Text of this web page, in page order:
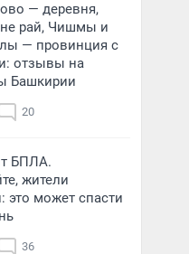
— деревня,
рай, Чишмы и
— провинция с
отзывы на
Башкирии
20
БПЛА.
жители
это может спасти
36